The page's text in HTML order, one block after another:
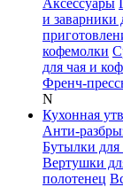
Аксессуары
и заварники
кофемолки
для чая и
Френч-
N
Кухонная
Анти-
Бутылки
Вертушки
полотенец